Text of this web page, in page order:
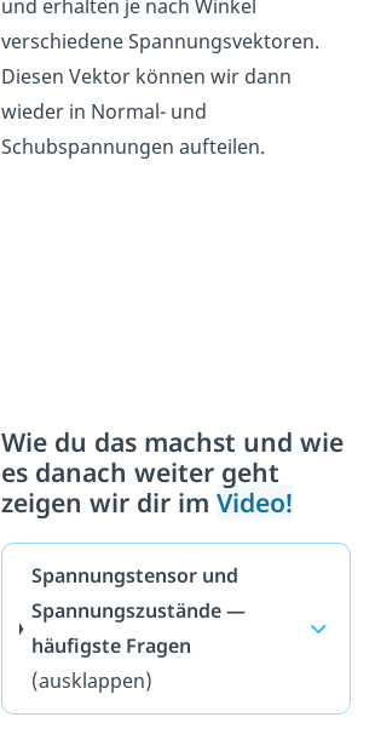
und erhalten je nach Winkel
verschiedene Spannungsvektoren.
Diesen Vektor können wir dann
wieder in Normal- und
Schubspannungen aufteilen.
Wie du das machst und wie
es danach weiter geht
zeigen wir dir im Video!
Spannungstensor und
Spannungszustände —
häufigste Fragen
(ausklappen)